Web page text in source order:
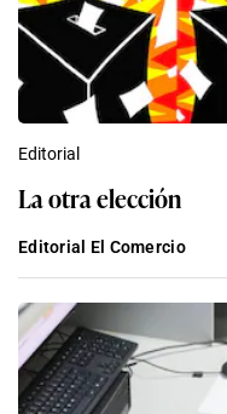
Editorial
La otra elección
Editorial El Comercio